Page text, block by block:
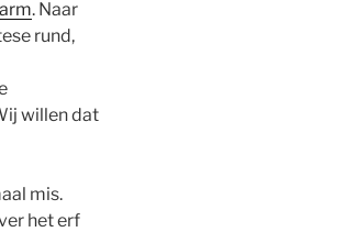
. Naar
rund,
willen dat
mis.
het erf